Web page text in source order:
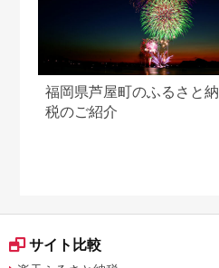
福岡県芦屋町のふるさと納
税のご紹介
サイト比較